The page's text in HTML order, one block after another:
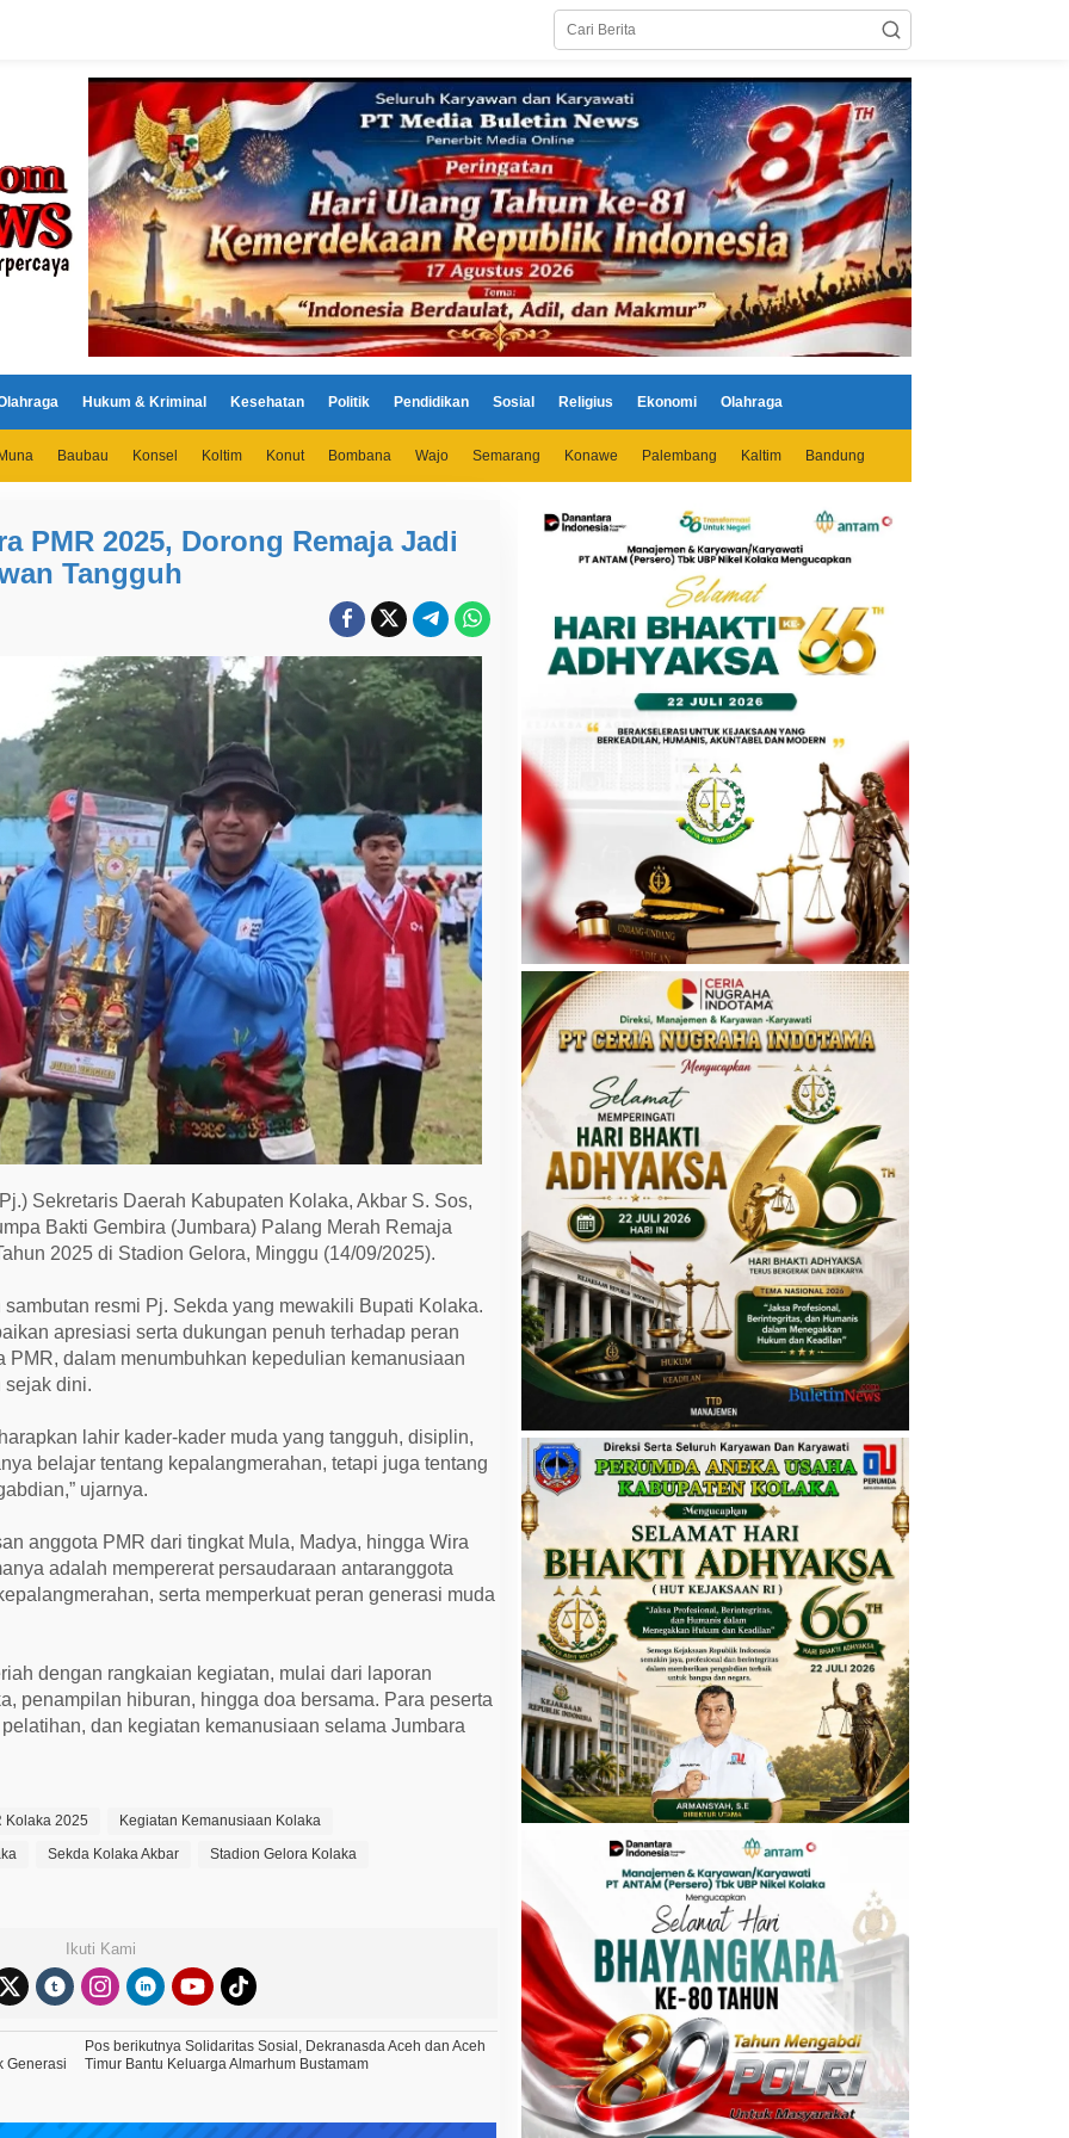
Hukum & Kriminal Kesehatan Politik Pendidikan Sosial Religius Ekonomi Olahraga
Baubau Konsel Koltim Konut Bombana Wajo Semarang Konawe Palembang Kaltim Bandung
PMR 2025, Dorong Remaja Jadi
Tangguh
Sekretaris Daerah Kabupaten Kolaka, Akbar S. Sos,
Bakti Gembira (Jumbara) Palang Merah Remaja
2025 di Stadion Gelora, Minggu (14/09/2025).
resmi Pj. Sekda yang mewakili Bupati Kolaka.
apresiasi serta dukungan penuh terhadap peran
PMR, dalam menumbuhkan kepedulian kemanusiaan
sejak dini.
lahir kader-kader muda yang tangguh, disiplin,
belajar tentang kepalangmerahan, tetapi juga tentang
ujarnya.
anggota PMR dari tingkat Mula, Madya, hingga Wira
adalah mempererat persaudaraan antaranggota
serta memperkuat peran generasi muda
dengan rangkaian kegiatan, mulai dari laporan
penampilan hiburan, hingga doa bersama. Para peserta
dan kegiatan kemanusiaan selama Jumbara
Kolaka 2025
Kegiatan Kemanusiaan Kolaka
Sekda Kolaka Akbar Stadion Gelora Kolaka
Ikuti Kami
Generasi
Pos berikutnya Solidaritas Sosial, Dekranasda Aceh dan Aceh
Timur Bantu Keluarga Almarhum Bustamam